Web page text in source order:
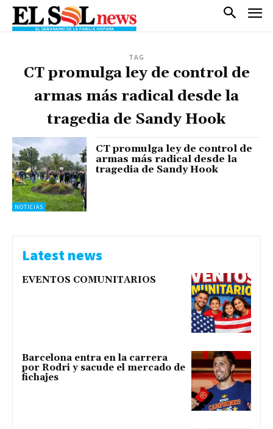
TAG
CT promulga ley de control de
armas más radical desde la
tragedia de Sandy Hook
NOTICIAS
CT promulga ley de control de
armas más radical desde la
tragedia de Sandy Hook
Latest news
EVENTOS COMUNITARIOS
Barcelona entra en la carrera
por Rodri y sacude el mercado de
fichajes